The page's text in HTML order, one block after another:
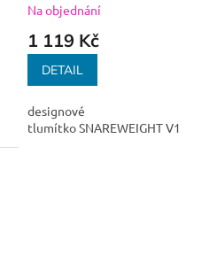
Na objednání
1 119 Kč
DETAIL
designové
tlumítko SNAREWEIGHT V1